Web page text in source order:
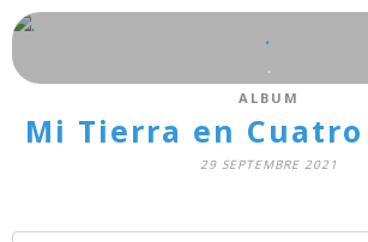
.
.
ALBUM
Mi Tierra en Cuatro
29 SEPTEMBRE 2021